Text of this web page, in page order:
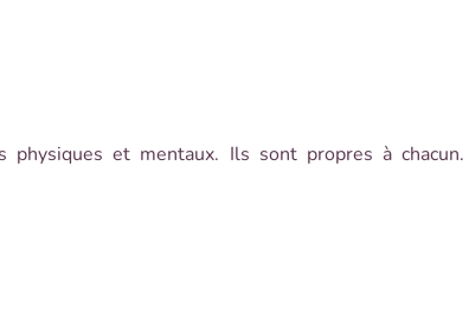
et mentaux. Ils sont propres à